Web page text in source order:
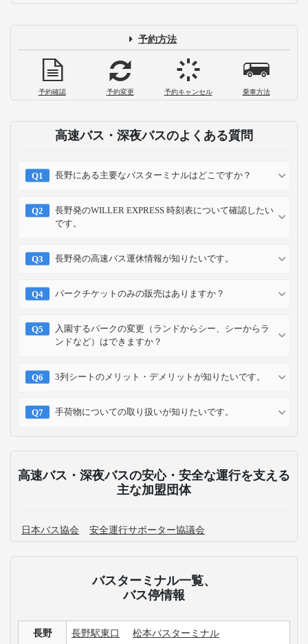
予約方法
予約確認 予約変更 予約キャンセル 乗車方法
高速バス・深夜バスのよくある質問
長野にある主要なバスターミナルはどこですか？
長野発のWILLER EXPRESS 時刻表について確認したい
です。
長野発の高速バス運休情報が知りたいです。
パークチケットのみの販売はありますか？
入園するパークの変更（ランドからシー、シーからラ
ンドなど）はできますか？
3列シートのメリット・デメリットが知りたいです。
手荷物についての取り扱いが知りたいです。
高速バス・深夜バスの安心・安全な運行を支える
主な加盟団体
日本バス協会 安全運行サポーター協議会
バスターミナル一覧、
バス停情報
長野 長野駅東口 松本バスターミナル